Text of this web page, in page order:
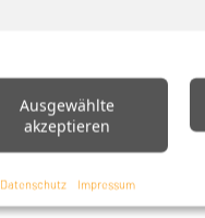
Ausgewählte
akzeptieren
Datenschutz Impressum